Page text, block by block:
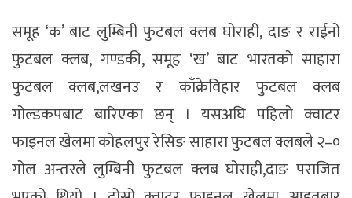
समूह ‘क’ बाट लुम्बिनी फुटबल क्लब घोराही, दाङ र राईनो
फुटबल क्लब, गण्डकी, समूह ‘ख’ बाट भारतको साहारा
फुटबल क्लब,लखनउ र काँक्रेविहार फुटबल क्लब
गोल्डकपबाट बारिएका छन् । यसअघि पहिलो क्वाटर
फाइनल खेलमा कोहलपुर रेसिङ साहारा फुटबल क्लबले २–०
गोल अन्तरले लुम्बिनी फुटबल क्लब घोराही,दाङ पराजित